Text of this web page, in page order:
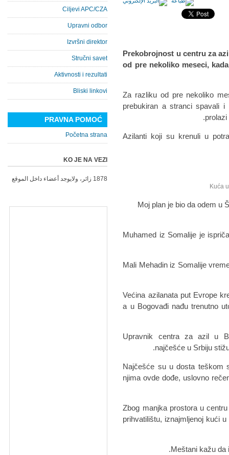
Prekobrojnost u centru za
od pre nekoliko meseci,
Za razliku od pre nekoliko
prebukiran a stranci spavali
prolazi
Azilanti koji su krenuli u
"Moj plan je bio da odem u
Muhamed iz Somalije je
Mali Mehadin iz Somalije
Većina azilanata put Evrope
a u Bogovađi nađu trenutno
Upravnik centra za azil u
najčešće u Srbiju
"Najčešće su u dosta teškom
njima ovde dođe, uslovno
Zbog manjka prostora u
prihvatilištu, iznajmljenoj kući
Meštani kažu da
Ciljevi APC/CZA
Upravni odbor
Izvršni direktor
Stručni savet
Aktivnosti i rezultati
Bliski linkovi
PRAVNA POMOĆ
Početna strana
KO JE NA VEZI
1878 زائر، ولايوجد أعضاء داخل الموقع